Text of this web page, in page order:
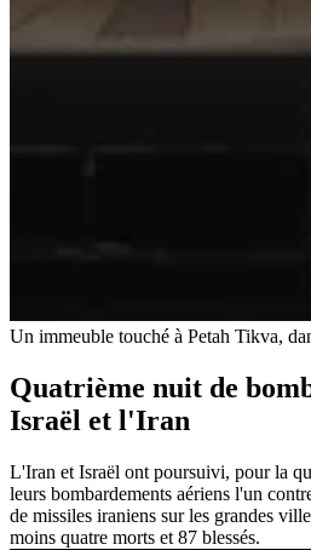
Un immeuble touché à Petah Tikva,
Quatrième nuit de
Israël et l'Iran
L'Iran et Israël ont poursuivi, pour la
leurs bombardements aériens l'un
de missiles iraniens sur les grandes
moins quatre morts et 87 blessés.